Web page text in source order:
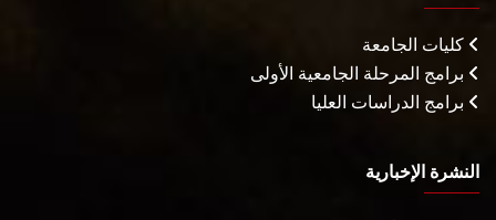
كليات الجامعة
برامج المرحلة الجامعية الأولى
برامج الدراسات العليا
النشرة الإخبارية